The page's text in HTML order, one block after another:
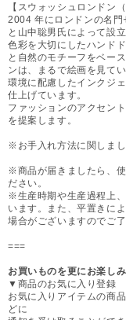
【スウォッシュロンドン
2004 年にロンドンの名
と山中聡男氏によって設
色彩を大切にしたハンド
と自然のモチーフをベー
ンは、まるで絵画を見て
環境に配慮したインクジ
仕上げています。
ファッションのアクセン
を提案します。
※お手入れ方法に関しまし
※商品が届きましたら、
ださい。
※生産時期や生産過程上
います。また、平置きに
場合がございますのでご了
===
お買いものを更にお楽し
▼商品のお気に入り登録
お気に入りアイテムの商
どに